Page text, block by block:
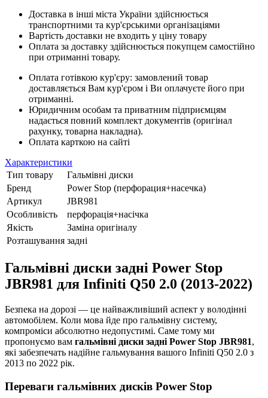
Доставка в інші міста України здійснюється
транспортними та кур'єрськими організаціями
Вартість доставки не входить у ціну товару
Оплата за доставку здійснюється покупцем самостійно
при отриманні товару.
Оплата готівкою кур'єру: замовлений товар
доставляється Вам кур'єром і Ви оплачуєте його при
отриманні.
Юридичним особам та приватним підприємцям
надається повний комплект документів (оригінал
рахунку, товарна накладна).
Оплата карткою на сайті
Характеристики
Тип товару
Гальмівні диски
Бренд
Power Stop (перфорация+насечка)
Артикул
JBR981
Особливість
перфорація+насічка
Якість
Заміна оригіналу
Розташування задні
Гальмівні диски задні Power Stop
JBR981 для Infiniti Q50 2.0 (2013-2022)
Безпека на дорозі — це найважливіший аспект у володінні
автомобілем. Коли мова йде про гальмівну систему,
компроміси абсолютно недопустимі. Саме тому ми
пропонуємо вам гальмівні диски задні Power Stop JBR981,
які забезпечать надійне гальмування вашого Infiniti Q50 2.0 з
2013 по 2022 рік.
Переваги гальмівних дисків Power Stop